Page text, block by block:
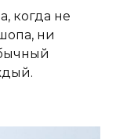
когда не
ни